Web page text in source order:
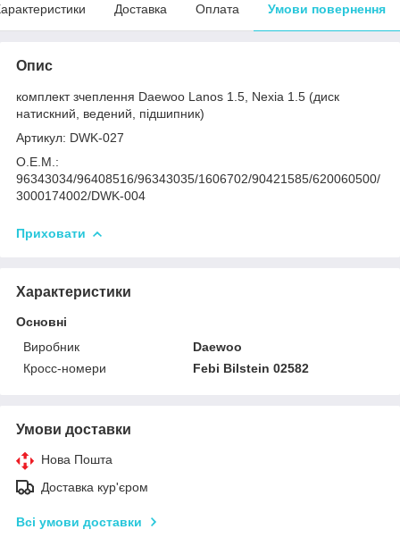
Доставка Оплата Умови повернення
Опис
комплект зчеплення Daewoo Lanos 1.5, Nexia 1.5 (диск
натискний, ведений, підшипник)
Артикул: DWK-027
О.Е.М.:
96343034/96408516/96343035/1606702/90421585/620060500/
3000174002/DWK-004
Приховати
Характеристики
Основні
Виробник
Daewoo
Кросс-номери
Febi Bilstein 02582
Умови доставки
Нова Пошта
Доставка кур'єром
Всі умови доставки